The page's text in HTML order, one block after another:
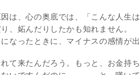
は、心の奥底では、「こんな人生
、妬んだりしたかも知れません。
なったときに、マイナスの感情が
て来たんだろう。もっと、お金持